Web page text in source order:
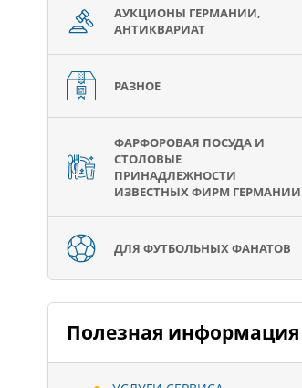
АУКЦИОНЫ ГЕРМАНИИ,
АНТИКВАРИАТ
РАЗНОЕ
ФАРФОРОВАЯ ПОСУДА И
СТОЛОВЫЕ
ПРИНАДЛЕЖНОСТИ
ИЗВЕСТНЫХ ФИРМ ГЕРМАНИИ
ДЛЯ ФУТБОЛЬНЫХ ФАНАТОВ
Полезная информация